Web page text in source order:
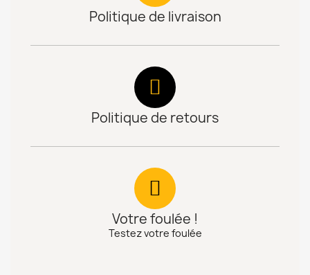
Politique de livraison
Politique de retours
Votre foulée !
Testez votre foulée